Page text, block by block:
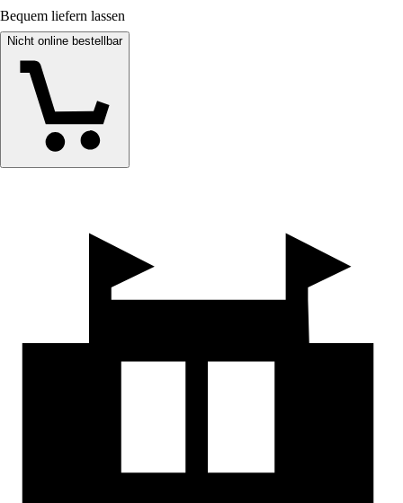
Bequem liefern lassen
Nicht online bestellbar